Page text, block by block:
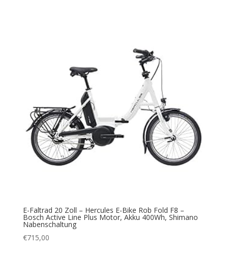
E-Faltrad 20 Zoll – Hercules E-Bike Rob Fold F8 –
Bosch Active Line Plus Motor, Akku 400Wh, Shimano
Nabenschaltung
€715,00